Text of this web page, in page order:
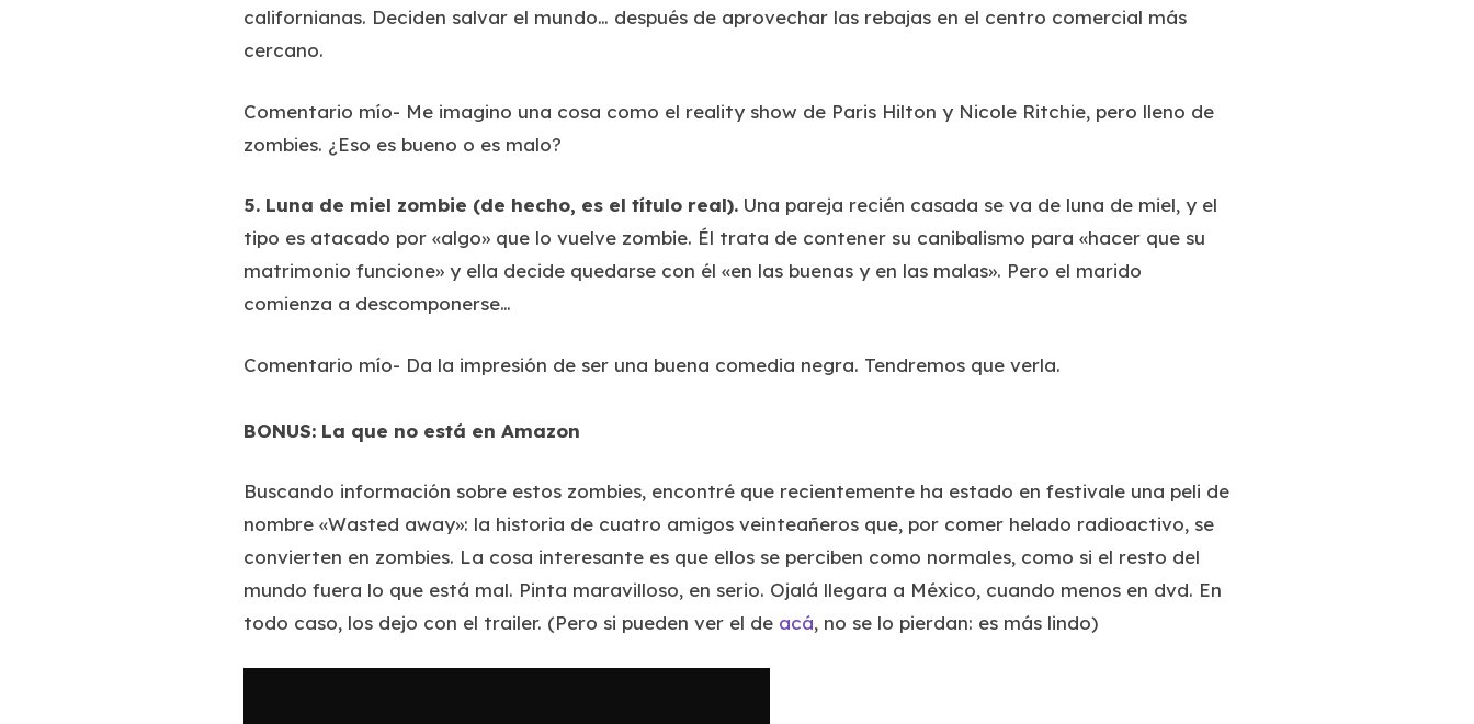
californianas. Deciden salvar el mundo… después de aprovechar las rebajas en el centro comercial más
cercano.
Comentario mío- Me imagino una cosa como el reality show de Paris Hilton y Nicole Ritchie, pero lleno de
zombies. ¿Eso es bueno o es malo?
5. Luna de miel zombie (de hecho, es el título real). Una pareja recién casada se va de luna de miel, y el
tipo es atacado por «algo» que lo vuelve zombie. Él trata de contener su canibalismo para «hacer que su
matrimonio funcione» y ella decide quedarse con él «en las buenas y en las malas». Pero el marido
comienza a descomponerse…
Comentario mío- Da la impresión de ser una buena comedia negra. Tendremos que verla.
BONUS: La que no está en Amazon
Buscando información sobre estos zombies, encontré que recientemente ha estado en festivale una peli de
nombre «Wasted away»: la historia de cuatro amigos veinteañeros que, por comer helado radioactivo, se
convierten en zombies. La cosa interesante es que ellos se perciben como normales, como si el resto del
mundo fuera lo que está mal. Pinta maravilloso, en serio. Ojalá llegara a México, cuando menos en dvd. En
todo caso, los dejo con el trailer. (Pero si pueden ver el de acá, no se lo pierdan: es más lindo)